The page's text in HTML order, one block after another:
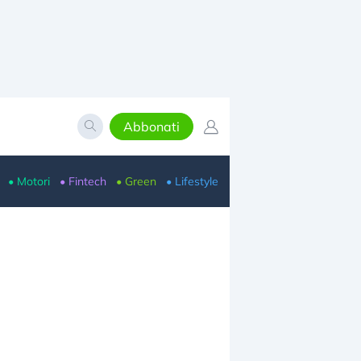
Abbonati
• Motori • Fintech • Green • Lifestyle